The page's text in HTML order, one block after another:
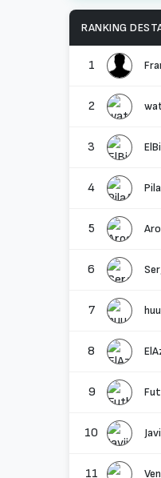
RANKING
1
2
3
4
5
6
7
8
9
10
11